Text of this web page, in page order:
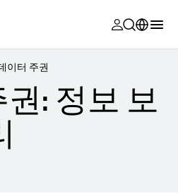
opens in a
Helios
opens in a
Alta
opens in a
opens in a
opens in a
opens in a
opens in a
opens in a
English (U.S.)
Deutsch (Germany)
이터 주권
: 정보 보